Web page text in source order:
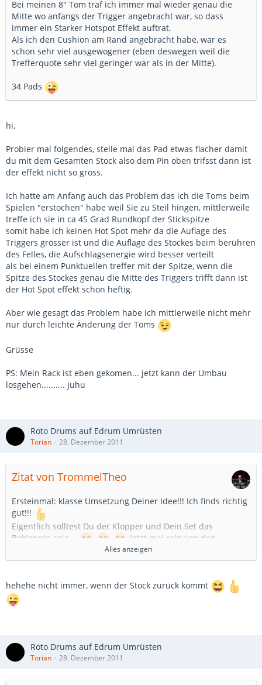
Notfalls lasse ich die beiden Teile verschweißen. Die
grundsätzliche Konstruktion passt jedenfalls genau so, wie
ich es mir vorgestellt habe - wunderbar flexibel.
<img
src="http://www.axelwinkler.com/infos/forum/rorotom/roto3.
jpg" width="375" height="281"</img> <img
jpg" width="375" height="281"</img><br><br>
So sieht´s dann am Rack aus (vorher - nacher):<br>
src="http://www.axelwinkler.com/infos/forum/rorotom/roto5.
src="http://www.axelwinkler.com/infos/forum/rorotom/roto6.
jpg" width="375" height="281"</img><br><br>
Wenn jetzt das Triggern auch noch klappt (mein do-it-
ich wohl auch bei Bioervampir), werden die anderen beiden
Übungstoms auch durch Rotos ersetzt.
<br><br>
Grüßle - Axel
Bei meinen 8" Tom traf ich immer mal wieder genau die
Mitte wo anfangs der Trigger angebracht war, so dass
immer ein Starker Hotspot Effekt auftrat.
Als ich den Cushion am Rand angebracht habe, war es
schon sehr viel ausgewogener (eben deswegen weil die
Trefferquote sehr viel geringer war als in der Mitte).
34 Pads
hi,
Probier mal folgendes, stelle mal das Pad etwas flacher damit
du mit dem Gesamten Stock also dem Pin oben trifsst dann ist
der effekt nicht so gross.
Ich hatte am Anfang auch das Problem das ich die Toms beim
Spielen "erstochen" habe weil Sie zu Steil hingen, mittlerweile
treffe ich sie in ca 45 Grad Rundkopf der Stickspitze
somit habe ich keinen Hot Spot mehr da die Auflage des
Triggers grösser ist und die Auflage des Stockes beim berühren
des Felles, die Aufschlagsenergie wird besser verteilt
als bei einem Punktuellen treffer mit der Spitze, wenn die
Spitze des Stockes genau die Mitte des Triggers trifft dann ist
der Hot Spot effekt schon heftig.
Aber wie gesagt das Problem habe ich mittlerweile nicht mehr
nur durch leichte Änderung der Toms
Grüsse
PS: Mein Rack ist eben gekomen... jetzt kann der Umbau
losgehen.......... juhu
Roto Drums auf Edrum Umrüsten
Torian 28. Dezember 2011
Zitat von TrommelTheo
Ersteinmal: klasse Umsetzung Deiner Idee!!! Ich finds richtig
gut!!!
Eigentlich solltest Du der Klopper und Dein Set das
Bekloppte sein...
jetzt mal rein von den
Theo
Alles anzeigen
hehehe nicht immer, wenn der Stock zurück kommt
Roto Drums auf Edrum Umrüsten
Torian 28. Dezember 2011